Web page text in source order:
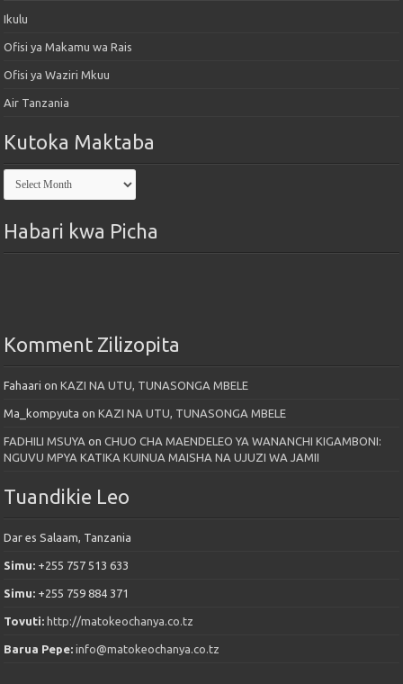
Ikulu
Ofisi ya Makamu wa Rais
Ofisi ya Waziri Mkuu
Air Tanzania
Kutoka Maktaba
Kutoka
Maktaba
Habari kwa Picha
Komment Zilizopita
Fahaari onKAZI NA UTU, TUNASONGA MBELE
Ma_kompyuta onKAZI NA UTU, TUNASONGA MBELE
FADHILI MSUYA onCHUO CHA MAENDELEO YA WANANCHI KIGAMBONI:
NGUVU MPYA KATIKA KUINUA MAISHA NA UJUZI WA JAMII
Tuandikie Leo
Dar es Salaam, Tanzania
Simu: +255 757 513 633
Simu: +255 759 884 371
Tovuti: http://matokeochanya.co.tz
Barua Pepe:info@matokeochanya.co.tz